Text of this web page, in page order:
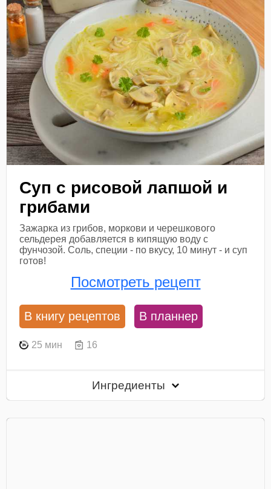
Суп с рисовой лапшой и
грибами
Зажарка из грибов, моркови и черешкового
сельдерея добавляется в кипящую воду с
фунчозой. Соль, специи - по вкусу, 10 минут - и суп
готов!
Посмотреть рецепт
В книгу рецептов В планнер
25 мин 16
Ингредиенты